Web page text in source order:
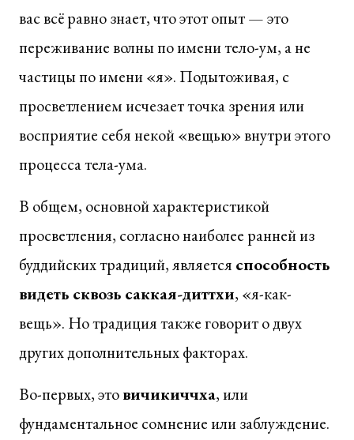
вас всё равно знает, что этот опыт — это
переживание волны по имени тело-ум, а не
частицы по имени «я». Подытоживая, с
просветлением исчезает точка зрения или
восприятие себя некой «вещью» внутри этого
процесса тела-ума.
В общем, основной характеристикой
просветления, согласно наиболее ранней из
буддийских традиций, является способность
видеть сквозь саккая-диттхи, «я-как-
вещь». Но традиция также говорит о двух
других дополнительных факторах.
Во-первых, этовичикиччха, или
фундаментальное сомнение или заблуждение.